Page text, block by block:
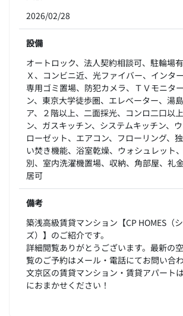
2026/02/28
設備
オートロック、法人契約相談可、駐輪場
Ｘ、コンビニ近、光ファイバー、インタ
専用ゴミ置場、防犯カメラ、ＴＶモニタ
ン、東京大学徒歩圏、エレベーター、湯
ア、２階以上、二面採光、コンロ二口以
ン、ガスキッチン、システムキッチン、
ローゼット、エアコン、フローリング、
い焚き機能、浴室乾燥、ウォシュレット
別、室内洗濯機置場、収納、角部屋、礼
居可
備考
築浅高級賃貸マンション【CP HOMES（
ズ）】のご紹介です。
詳細閲覧ありがとうございます。最新の
覧のご予約はメール・電話にてお問い合
文京区の賃貸マンション・賃貸アパート
におまかせください！